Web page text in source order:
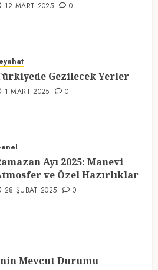
1 MART 2025
ve Özel Hazırlıklar
28 ŞUBAT 2025 0
12 MART 2025 0
Gezilecek Yerler
1 MART 2025 0
Ayı 2025: Manevi
ve Özel Hazırlıklar
28 ŞUBAT 2025 0
Mevcut Durumu